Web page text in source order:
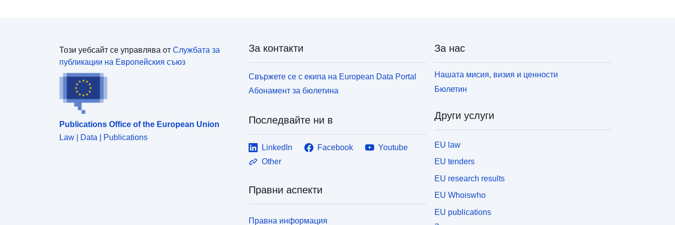
https://www.umweltbundesamt.at/uvpkkwlitauen
Този уебсайт се управлява от Службата за
публикации на Европейския съюз
Publications Office of the European Union
Law | Data | Publications
За контакти
Свържете се с екипа на European Data Portal
Абонамент за бюлетина
Последвайте ни в
LinkedIn Facebook
Youtube
Other
Правни аспекти
Правна информация
За нас
Нашата мисия, визия и ценности
Бюлетин
Други услуги
EU law
EU tenders
EU research results
EU Whoiswho
EU publications